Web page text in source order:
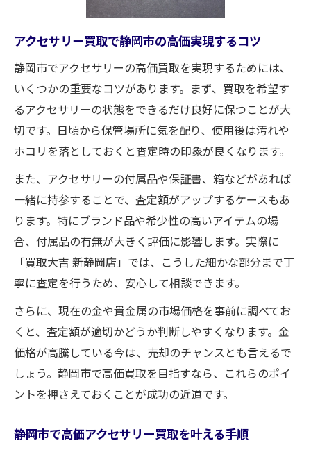
静岡市で無料査定のアクセサリー買取活用
法
なら無料査定
静岡市アクセサリー買取の査定無料で納得
する方法
高価買取を目指すなら静岡市でアクセサリー
静岡市でアクセサリー高価買取を実現する
アクセサリー買取で静岡市の高額査定を目
指す秘訣
静岡市でアクセサリー買取の高値を引き出
す方法
アクセサリー買取で静岡市の高価実現を目
指すには
静岡市のアクセサリー買取で高額査定を狙
う条件
壊れたアクセサリーも買取可能な静岡市の安心
安心
アクセサリー買取で静岡市の高価実現するコツ
静岡市でアクセサリーの高価買取を実現するためには、
いくつかの重要なコツがあります。まず、買取を希望す
るアクセサリーの状態をできるだけ良好に保つことが大
切です。日頃から保管場所に気を配り、使用後は汚れや
ホコリを落としておくと査定時の印象が良くなります。
また、アクセサリーの付属品や保証書、箱などがあれば
一緒に持参することで、査定額がアップするケースもあ
ります。特にブランド品や希少性の高いアイテムの場
合、付属品の有無が大きく評価に影響します。実際に
「買取大吉 新静岡店」では、こうした細かな部分まで丁
寧に査定を行うため、安心して相談できます。
さらに、現在の金や貴金属の市場価格を事前に調べてお
くと、査定額が適切かどうか判断しやすくなります。金
価格が高騰している今は、売却のチャンスとも言えるで
しょう。静岡市で高価買取を目指すなら、これらのポイ
ントを押さえておくことが成功の近道です。
静岡市で高価アクセサリー買取を叶える手順